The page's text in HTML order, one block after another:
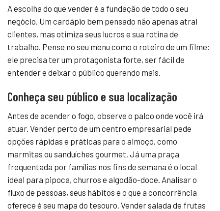
A escolha do que vender é a fundação de todo o seu
negócio. Um cardápio bem pensado não apenas atrai
clientes, mas otimiza seus lucros e sua rotina de
trabalho. Pense no seu menu como o roteiro de um filme:
ele precisa ter um protagonista forte, ser fácil de
entender e deixar o público querendo mais.
Conheça seu público e sua localização
Antes de acender o fogo, observe o palco onde você irá
atuar. Vender perto de um centro empresarial pede
opções rápidas e práticas para o almoço, como
marmitas ou sanduíches gourmet. Já uma praça
frequentada por famílias nos fins de semana é o local
ideal para pipoca, churros e algodão-doce. Analisar o
fluxo de pessoas, seus hábitos e o que a concorrência
oferece é seu mapa do tesouro. Vender salada de frutas